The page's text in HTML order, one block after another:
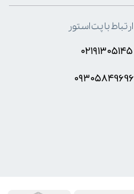
ارتباط با پت استور
۰۲۱۹۱۳۰۵۱۴۵
۰۹۳۰۵8۴9696